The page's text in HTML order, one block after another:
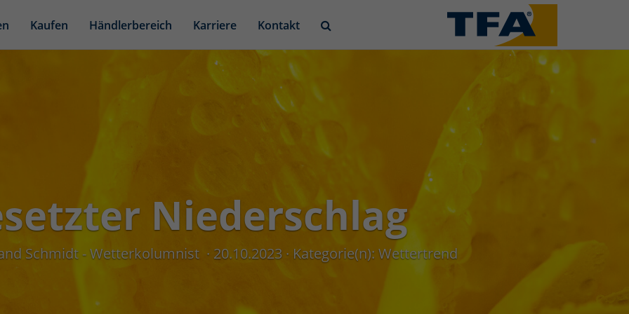
Kaufen Händlerbereich Karriere Kontakt
Niederschlag
Schmidt - Wetterkolumnist 20.10.2023 Kategorie(n): Wettertrend